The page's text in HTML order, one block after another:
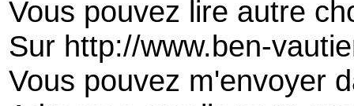
Vous pouvez lire autre
Sur http://www.ben-
Vous pouvez m'envoyer